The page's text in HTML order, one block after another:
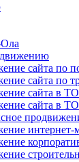
сайта по
сайта по
сайта в
сайта в
интернет-